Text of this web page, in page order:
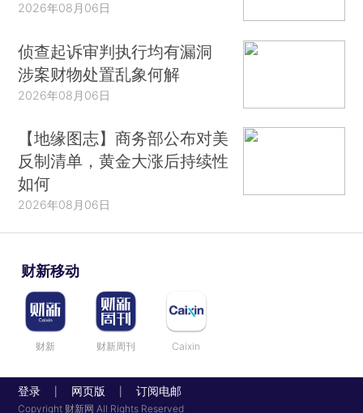
2026年08月06日
侦查起诉审判执行均有漏洞
涉案财物处置乱象何解
2026年08月06日
【地缘图志】商务部公布对美
反制清单，黄金大涨后持续性
如何
2026年08月06日
财新移动
财新 财新周刊 Caixin
登录 网页版 订阅电邮
Copyright 财新网 All Rights Reserved